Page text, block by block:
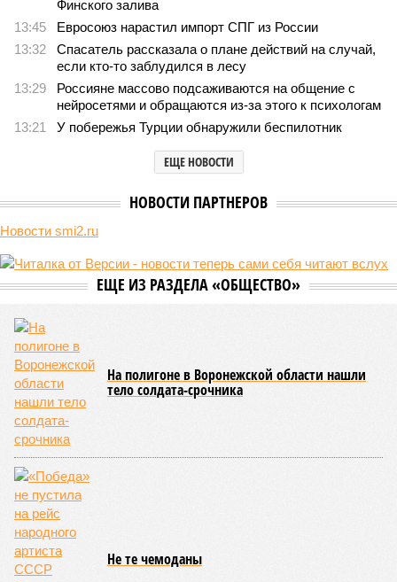
В нескольких станциях от уже сданного «Сказочного
леса» пайщики ЖК «Станция Л» продолжают ждать от
компании Capital Group начала реальной достройки
«Станция ожидания» для дольщиков
В нескольких станциях от уже сданного «Сказочного леса» пайщики ЖК
«Станция Л» продолжают ждать от компании Capital Group начала
уже получают ключи – в мае 2026 года были получены
заключение о соответствии проектной документации и
разрешение на ввод жилищного комплекса в эксплуатацию –
совсем недалеко, в паре станций метро южнее, на Люблинской
улице, картина, можно сказать, прямо противоположная.
ЖК «Светлый мир «Станция Л»: та же группа компаний-
банкрот Seven Suns Development, та же
схема достройки через Capital Group осенью 2024 года, но
за прошедшие два года результатов, по словам дольщиков,
практически не видно. По
порталов, первую очередь ЖК строители обещают сдать к
декабрю 2026 г., вторую – к марту 2028-го. Но никто при